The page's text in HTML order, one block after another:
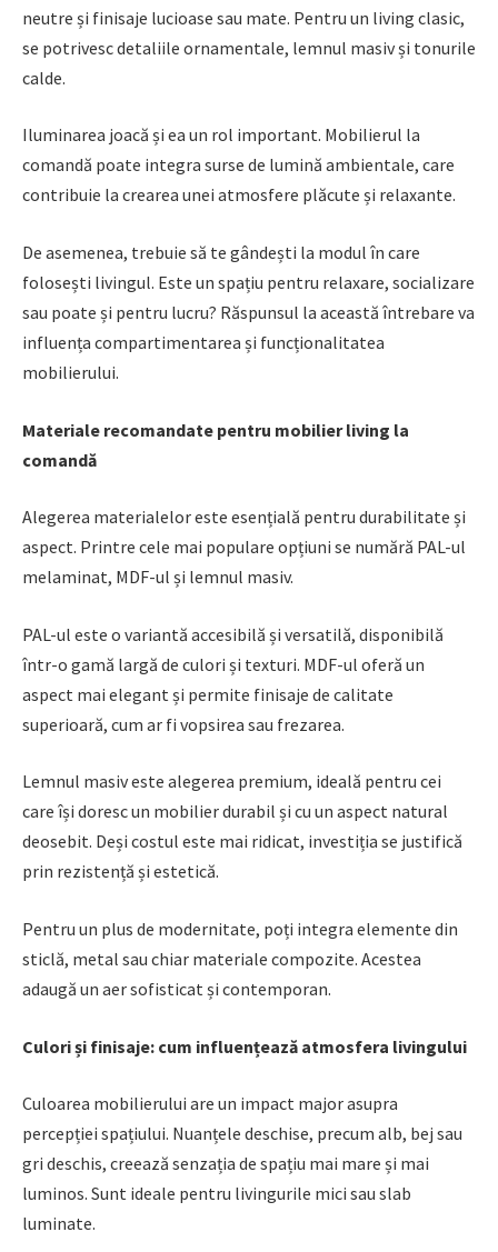
neutre și finisaje lucioase sau mate. Pentru un living clasic,
se potrivesc detaliile ornamentale, lemnul masiv și tonurile
calde.
Iluminarea joacă și ea un rol important. Mobilierul la
comandă poate integra surse de lumină ambientale, care
contribuie la crearea unei atmosfere plăcute și relaxante.
De asemenea, trebuie să te gândești la modul în care
folosești livingul. Este un spațiu pentru relaxare, socializare
sau poate și pentru lucru? Răspunsul la această întrebare va
influența compartimentarea și funcționalitatea
mobilierului.
Materiale recomandate pentru mobilier living la
comandă
Alegerea materialelor este esențială pentru durabilitate și
aspect. Printre cele mai populare opțiuni se numără PAL-ul
melaminat, MDF-ul și lemnul masiv.
PAL-ul este o variantă accesibilă și versatilă, disponibilă
într-o gamă largă de culori și texturi. MDF-ul oferă un
aspect mai elegant și permite finisaje de calitate
superioară, cum ar fi vopsirea sau frezarea.
Lemnul masiv este alegerea premium, ideală pentru cei
care își doresc un mobilier durabil și cu un aspect natural
deosebit. Deși costul este mai ridicat, investiția se justifică
prin rezistență și estetică.
Pentru un plus de modernitate, poți integra elemente din
sticlă, metal sau chiar materiale compozite. Acestea
adaugă un aer sofisticat și contemporan.
Culori și finisaje: cum influențează atmosfera livingului
Culoarea mobilierului are un impact major asupra
percepției spațiului. Nuanțele deschise, precum alb, bej sau
gri deschis, creează senzația de spațiu mai mare și mai
luminos. Sunt ideale pentru livingurile mici sau slab
luminate.